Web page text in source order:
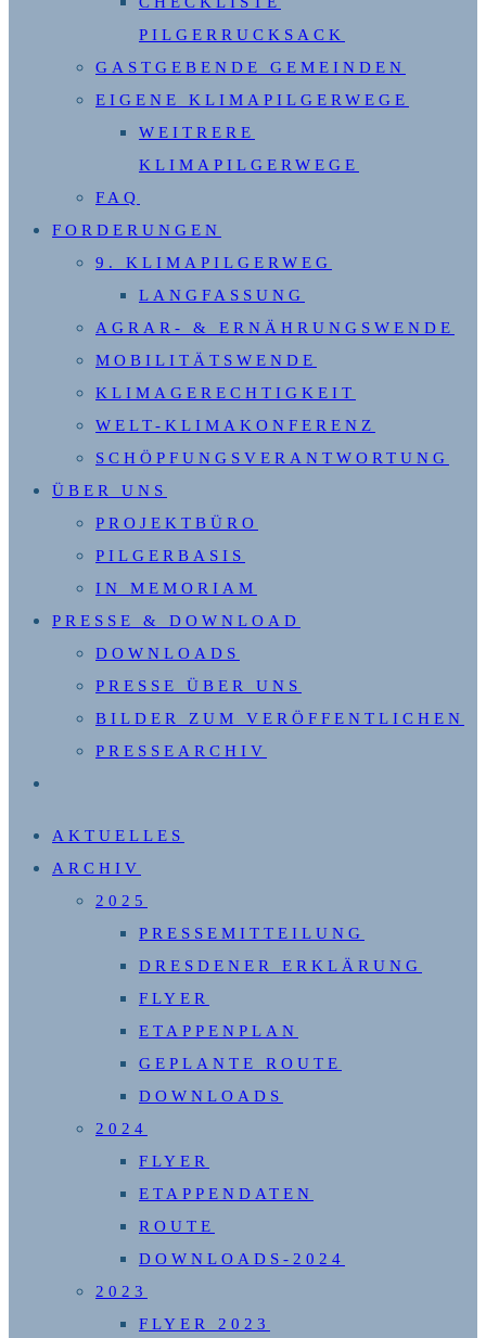
PILGERRUCKSACK
GASTGEBENDE GEMEINDEN
EIGENE KLIMAPILGERWEGE
WEITRERE
KLIMAPILGERWEGE
FAQ
FORDERUNGEN
9. KLIMAPILGERWEG
LANGFASSUNG
AGRAR- & ERNÄHRUNGSWENDE
MOBILITÄTSWENDE
KLIMAGERECHTIGKEIT
WELT-KLIMAKONFERENZ
SCHÖPFUNGSVERANTWORTUNG
ÜBER UNS
PROJEKTBÜRO
PILGERBASIS
IN MEMORIAM
PRESSE & DOWNLOAD
DOWNLOADS
PRESSE ÜBER UNS
BILDER ZUM VERÖFFENTLICHEN
PRESSEARCHIV
UMSCHALTEN
AKTUELLES
ARCHIV
2025
PRESSEMITTEILUNG
DRESDENER ERKLÄRUNG
FLYER
ETAPPENPLAN
GEPLANTE ROUTE
DOWNLOADS
2024
FLYER
ETAPPENDATEN
ROUTE
DOWNLOADS-2024
2023
FLYER 2023